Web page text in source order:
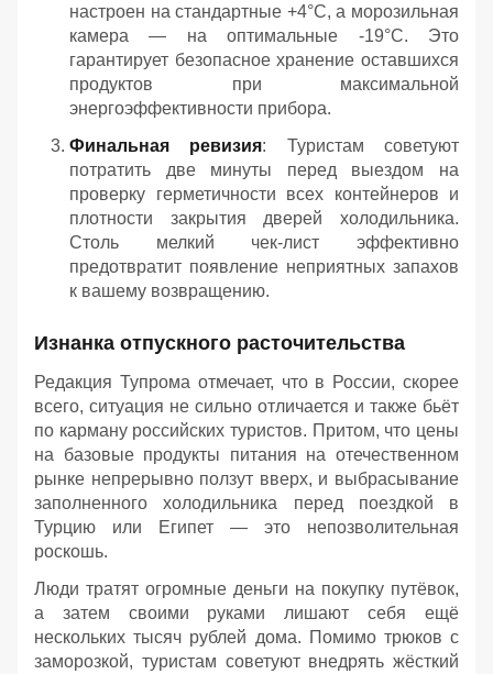
настроен на стандартные +4°C, а морозильная
камера — на оптимальные -19°C. Это
гарантирует безопасное хранение оставшихся
продуктов при максимальной
энергоэффективности прибора.
Финальная ревизия: Туристам советуют
потратить две минуты перед выездом на
проверку герметичности всех контейнеров и
плотности закрытия дверей холодильника.
Столь мелкий чек-лист эффективно
предотвратит появление неприятных запахов
к вашему возвращению.
Изнанка отпускного расточительства
Редакция Тупрома отмечает, что в России, скорее
всего, ситуация не сильно отличается и также бьёт
по карману российских туристов. Притом, что цены
на базовые продукты питания на отечественном
рынке непрерывно ползут вверх, и выбрасывание
заполненного холодильника перед поездкой в
Турцию или Египет — это непозволительная
роскошь.
Люди тратят огромные деньги на покупку путёвок,
а затем своими руками лишают себя ещё
нескольких тысяч рублей дома. Помимо трюков с
заморозкой, туристам советуют внедрять жёсткий